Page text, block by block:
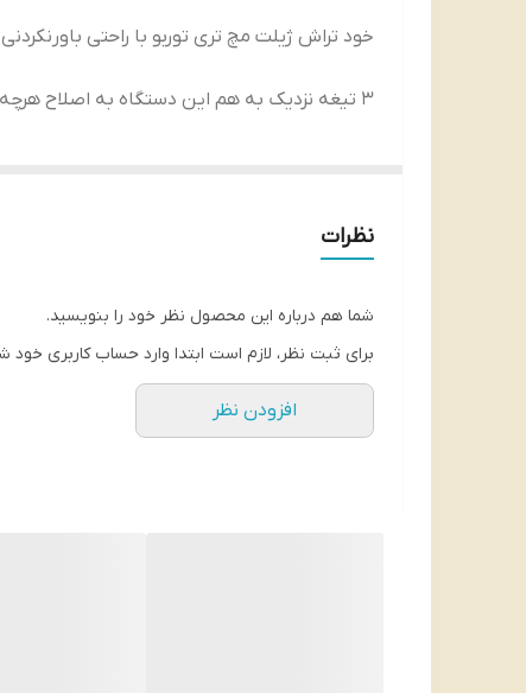
خود تراش ژیلت مچ تری توربو با راحتی
3 تیغه نزدیک به هم این دستگاه به اصلاح هرچه بهتر پوست کمک می کند.
نظرات
شما هم درباره این محصول نظر خود را بنویسید.
برای ثبت نظر، لازم است ابتدا وارد حساب کاربری خود
افزودن نظر